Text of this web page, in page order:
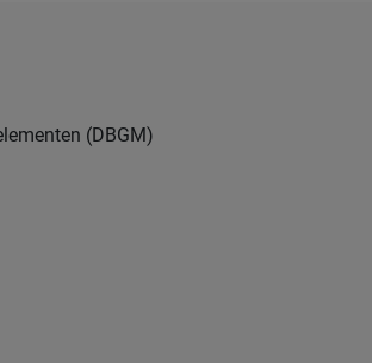
(DBGM)